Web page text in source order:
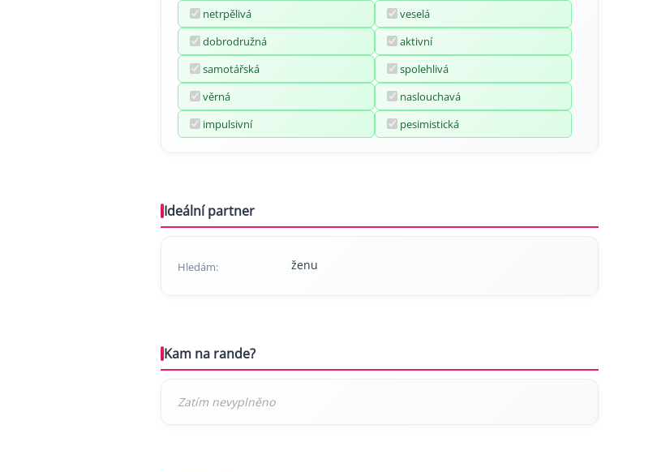
netrpělivá
veselá
dobrodružná
aktivní
samotářská
spolehlivá
věrná
naslouchavá
impulsivní
pesimistická
Ideální partner
Hledám: ženu
Kam na rande?